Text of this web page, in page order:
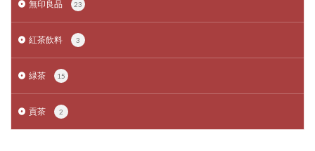
無印良品 23
紅茶飲料 3
緑茶 15
貢茶 2